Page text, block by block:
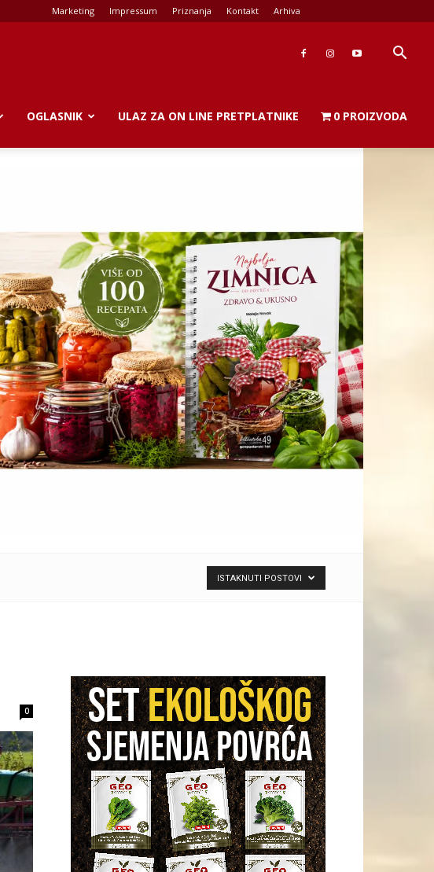
Marketing Impressum Priznanja Kontakt Arhiva
OGLASNIK ULAZ ZA ON LINE PRETPLATNIKE 0 PROIZVODA
ISTAKNUTI POSTOVI
0